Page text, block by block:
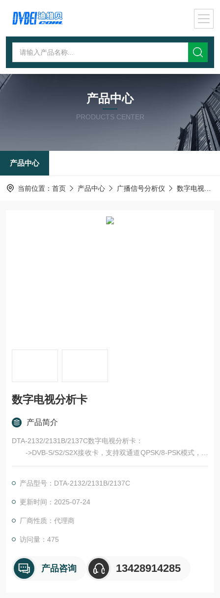
产品中心
PRODUCTS CENTER
产品中心
当前位置： 首页 产品中心 广播信号分析仪 数字电视码流分析录制仪
数字电视分析卡
产品简介
DTA-2132/2131B/2137C数字电视分析卡：
->DVB-S/S2/S2X接收卡，支持双通道QPSK/8-PSK模式，或
者单通道16-APSK/32-APSK模式
->2路ASI输出端口能够用作监控或者独立的输出通道
->双LNB输入或共享输入
产品型号：DTA-2132/2131B/2137C
更新时间：2025-07-24
厂商性质：代理商
访问量：475
产品咨询 13428914285